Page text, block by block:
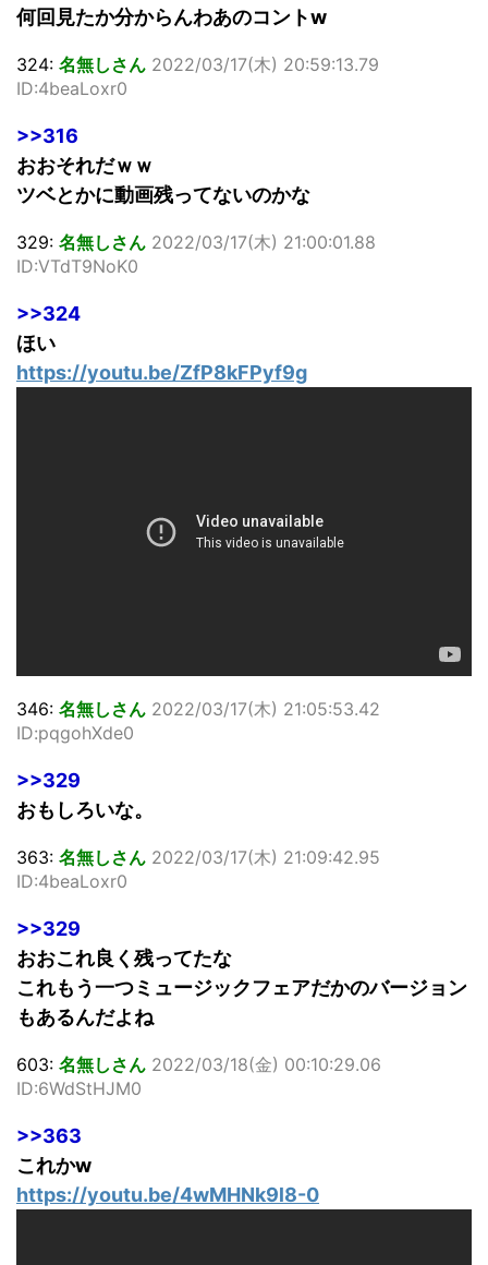
何回見たか分からんわあのコントw
324: 名無しさん 2022/03/17(木) 20:59:13.79
ID:4beaLoxr0
>>316
おおそれだｗｗ
ツベとかに動画残ってないのかな
329: 名無しさん 2022/03/17(木) 21:00:01.88
ID:VTdT9NoK0
>>324
ほい
https://youtu.be/ZfP8kFPyf9g
346: 名無しさん 2022/03/17(木) 21:05:53.42
ID:pqgohXde0
>>329
おもしろいな。
363: 名無しさん 2022/03/17(木) 21:09:42.95
ID:4beaLoxr0
>>329
おおこれ良く残ってたな
これもう一つミュージックフェアだかのバージョン
もあるんだよね
603: 名無しさん 2022/03/18(金) 00:10:29.06
ID:6WdStHJM0
>>363
これかw
https://youtu.be/4wMHNk9l8-0